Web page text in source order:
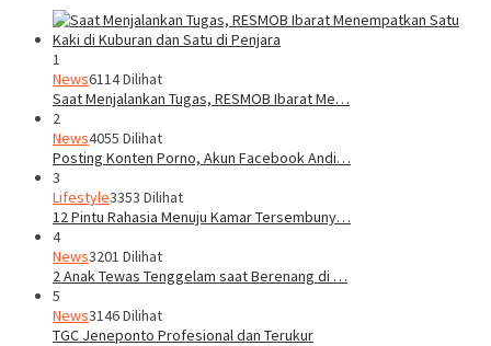
1
News6114 Dilihat
Saat Menjalankan Tugas, RESMOB Ibarat Me…
2
News4055 Dilihat
Posting Konten Porno, Akun Facebook Andi…
3
Lifestyle3353 Dilihat
12 Pintu Rahasia Menuju Kamar Tersembuny…
4
News3201 Dilihat
2 Anak Tewas Tenggelam saat Berenang di …
5
News3146 Dilihat
TGC Jeneponto Profesional dan Terukur